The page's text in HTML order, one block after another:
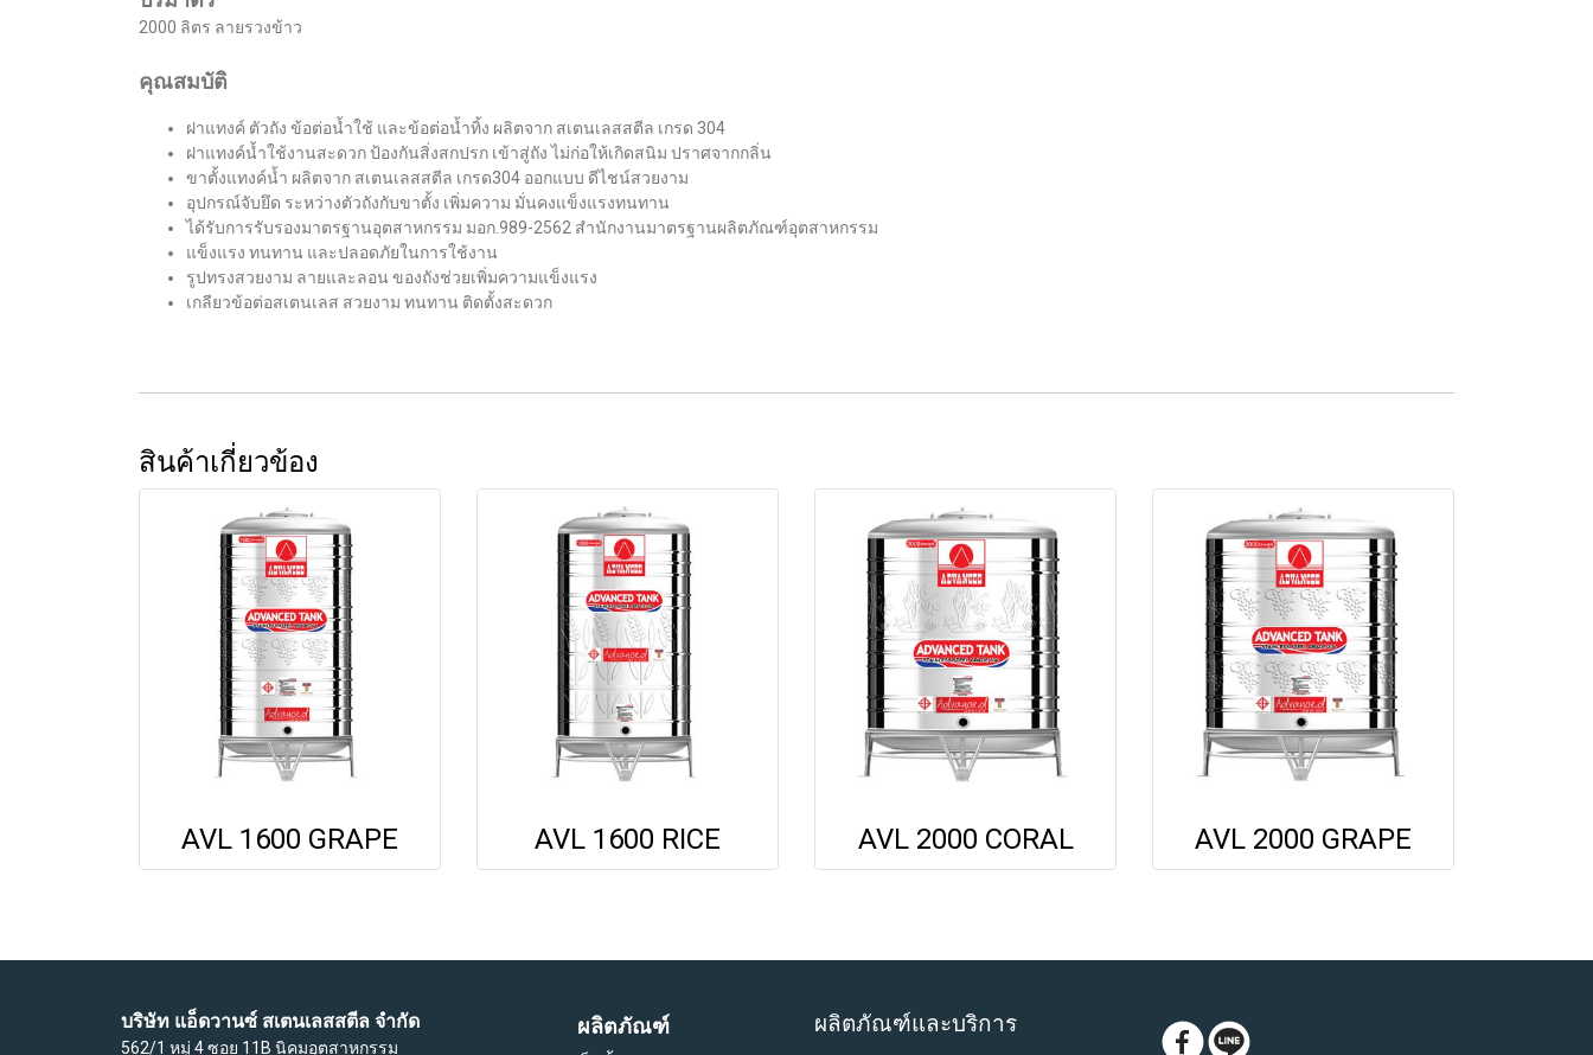
2000 ลิตร ลายรวงข้าว
คุณสมบัติ
ฝาแทงค์ ตัวถัง ข้อต่อน้ำใช้ และข้อต่อน้ำทิ้ง ผลิตจาก สเตนเลสสตีล เกรด 304
ฝาแทงค์น้ำใช้งานสะดวก ป้องกันสิ่งสกปรก เข้าสู่ถัง ไม่ก่อให้เกิดสนิม ปราศจากกลิ่น
ขาตั้งแทงค์น้ำ ผลิตจาก สเตนเลสสตีล เกรด304 ออกแบบ ดีไชน์สวยงาม
อุปกรณ์จับยึด ระหว่างตัวถังกับขาตั้ง เพิ่มความ มั่นคงแข็งแรงทนทาน
ได้รับการรับรองมาตรฐานอุตสาหกรรม มอก.989-2562 สำนักงานมาตรฐานผลิตภัณฑ์อุตสาหกรรม
แข็งแรง ทนทาน และปลอดภัยในการใช้งาน
รูปทรงสวยงาม ลายและลอน ของถังช่วยเพิ่มความแข็งแรง
เกลียวข้อต่อสเตนเลส สวยงาม ทนทาน ติดตั้งสะดวก
สินค้าเกี่ยวข้อง
AVL 1600 GRAPE AVL 1600 RICE AVL 2000 CORAL AVL 2000 GRAPE
บริษัท แอ็ดวานซ์ สเตนเลสสตีล จำกัด
562/1 หมู่ 4 ซอย 11B นิคมอุตสาหกรรม
ผลิตภัณฑ์ ผลิตภัณฑ์และบริการ